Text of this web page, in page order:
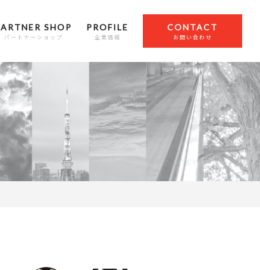
SHOP
パートナーショップ
PROFILE
企業情報
CONTACT
お問い合わせ